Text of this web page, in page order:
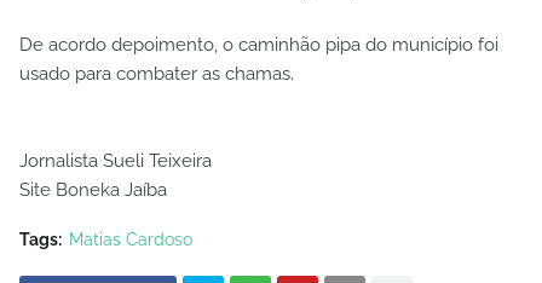
De acordo depoimento, o caminhão pipa do município foi
usado para combater as chamas.
Jornalista Sueli Teixeira
Site Boneka Jaíba
Tags: Matias Cardoso